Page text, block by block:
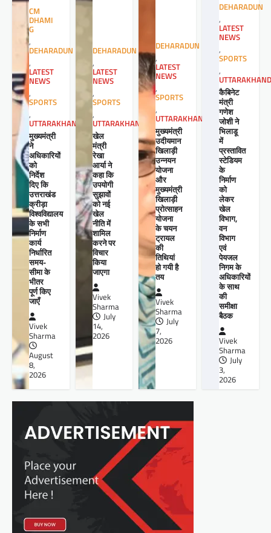
CM
DHAMI
G
,
DEHARADUN
,
LATEST
NEWS
,
SPORTS
,
UTTARAKHAND
मुख्यमंत्री
ने
अधिकारियों
को
निर्देश
दिए कि
उत्तराखंड
क्रीड़ा
विश्वविद्यालय
के सभी
निर्माण
कार्य
निर्धारित
समय-
सीमा के
भीतर
पूर्ण किए
जाएँ
Vivek
Sharma
August
8,
2026
DEHARADUN
,
LATEST
NEWS
,
SPORTS
,
UTTARAKHAND
खेल
मंत्री
रेखा
आर्या ने
कहा कि
उपयोगी
सुझावों
को नई
खेल
नीति में
शामिल
करने पर
विचार
किया
जाएगा
Vivek
Sharma
July
14,
2026
DEHARADUN
,
LATEST
NEWS
,
SPORTS
,
UTTARAKHAND
मुख्यमंत्री
उदीयमान
खिलाड़ी
उन्नयन
योजना
और
मुख्यमंत्री
खिलाड़ी
प्रोत्साहन
योजना
के चयन
ट्रायल
की
तिथियां
हो गयी है
तय
Vivek
Sharma
July
7,
2026
DEHARADUN
,
LATEST
NEWS
,
SPORTS
,
UTTARAKHAND
कैबिनेट
मंत्री
गणेश
जोशी ने
भिलाडू
में
प्रस्तावित
स्टेडियम
के
निर्माण
को
लेकर
खेल
विभाग,
वन
विभाग
एवं
पेयजल
निगम के
अधिकारियों
के साथ
की
समीक्षा
बैठक
Vivek
Sharma
July
3,
2026